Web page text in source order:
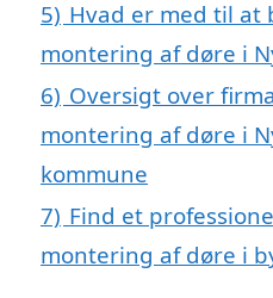
5) Hvad er med til at
montering af døre i
6) Oversigt over
montering af døre i
kommune
7) Find et
montering af døre i